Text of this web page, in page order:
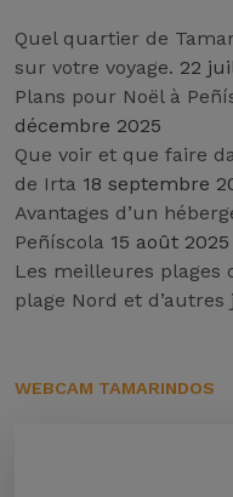
Quel quartier de
sur votre voyage. 22
Plans pour Noël à
décembre 2025
Que voir et que faire
de Irta 18 septembre
Avantages d’un
Peñíscola 15 août 2025
Les meilleures plages
plage Nord et
WEBCAM TAMARINDOS